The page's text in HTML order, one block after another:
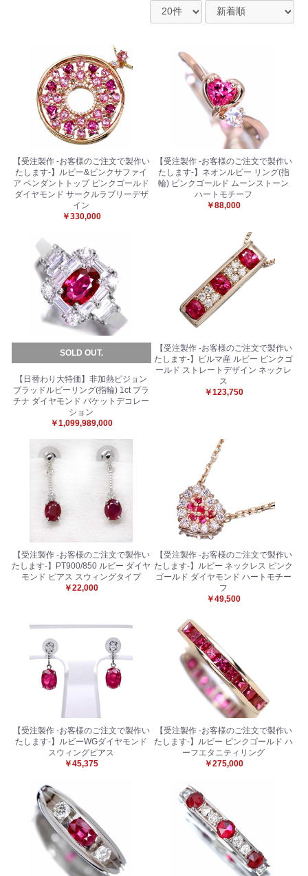
【受注製作 -お客様のご注文で製作い
たします-】ルビー&ピンクサファイ
ア ペンダントトップ ピンクゴールド
ダイヤモンド サークルラブリーデザ
イン
￥330,000
【受注製作 -お客様のご注文で製作い
たします-】ネオンルビー リング(指
輪) ピンクゴールド ムーンストーン
ハートモチーフ
￥88,000
SOLD OUT.
【日替わり大特価】非加熱ピジョン
ブラッドルビーリング(指輪) 1ct プラ
チナ ダイヤモンド バケットデコレー
ション
￥1,099,989,000
【受注製作 -お客様のご注文で製作い
たします-】ビルマ産 ルビー ピンクゴ
ールド ストレートデザイン ネックレ
ス
￥123,750
【受注製作 -お客様のご注文で製作い
たします-】PT900/850 ルビー ダイヤ
モンド ピアス スウィングタイプ
￥22,000
【受注製作 -お客様のご注文で製作い
たします-】ルビー ネックレス ピンク
ゴールド ダイヤモンド ハートモチー
フ
￥49,500
【受注製作 -お客様のご注文で製作い
たします-】ルビーWGダイヤモンド
スウィングピアス
￥45,375
【受注製作 -お客様のご注文で製作い
たします-】ルビー ピンクゴールド ハ
ーフエタニティリング
￥275,000
お買い物を続ける カートへ進む